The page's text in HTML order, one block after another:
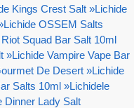
Kings Crest Salt »Lichide
Lichide OSSEM Salts
Squad Bar Salt 10ml
»Lichide Vampire Vape Bar
De Desert »Lichide
Salts 10ml »Lichidele
Dinner Lady Salt